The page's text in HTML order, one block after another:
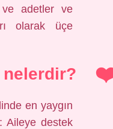
adetler ve
olarak üçe
nelerdir?
en yaygın
Aileye destek